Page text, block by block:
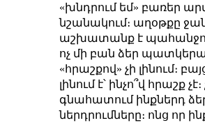
«խնդրում եմ» բառեր
նշանակում։ աղօթքը
աշխատանք է
ոչ մի բան ձեր
«հրաշքով» չի լինում։
լինում է՝ ինչո՞վ հրաշք չէ։
գնահատում ինքներդ
ներդրումները։ ոնց որ